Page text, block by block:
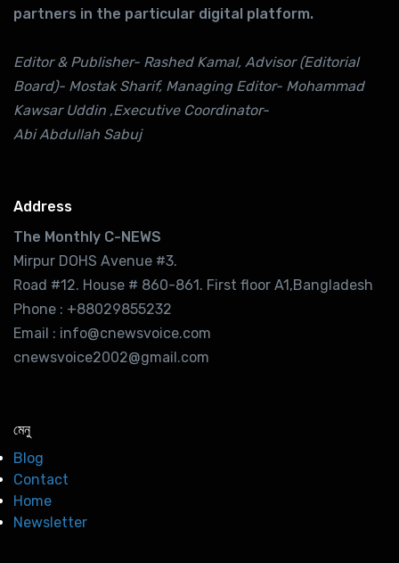
partners in the particular digital platform.
Editor & Publisher- Rashed Kamal, Advisor (Editorial
Board)- Mostak Sharif, Managing Editor- Mohammad
Kawsar Uddin ,Executive Coordinator-
Abi Abdullah Sabuj
Address
The Monthly C-NEWS
Mirpur DOHS Avenue #3.
Road #12. House # 860-861. First floor A1,Bangladesh
Phone : +88029855232
Email : info@cnewsvoice.com
cnewsvoice2002@gmail.com
মেনু
Blog
Contact
Home
Newsletter